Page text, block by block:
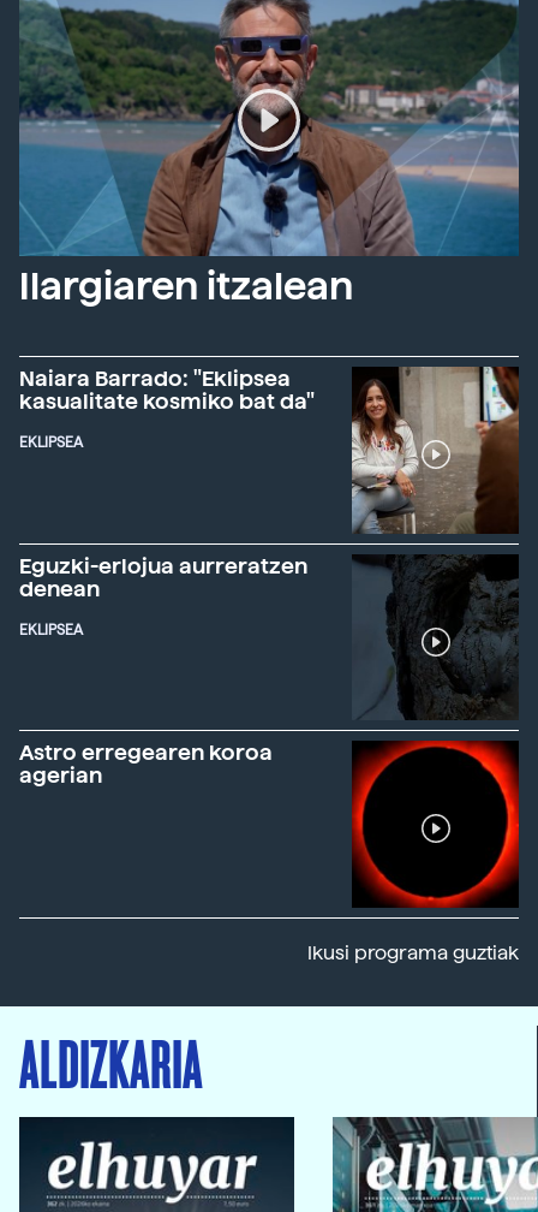
Ilargiaren itzalean
Naiara Barrado: "Eklipsea
kasualitate kosmiko bat da"
EKLIPSEA
Eguzki-erlojua aurreratzen
denean
EKLIPSEA
Astro erregearen koroa
agerian
Ikusi programa guztiak
ALDIZKARIA